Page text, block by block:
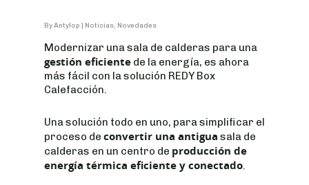
ByAntylop Noticias, Novedades
Modernizar una sala de calderas para una
gestión eficiente de la energía, es ahora
más fácil con la solución REDY Box
Calefacción.
Una solución todo en uno, para simplificar el
proceso de convertir una antigua sala de
calderas en un centro de producción de
energía térmica eficiente y conectado.